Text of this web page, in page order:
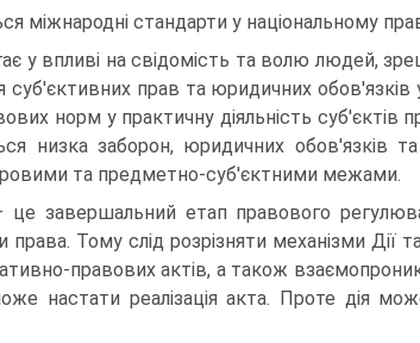
міжнародні стандарти у національному
у впливі на свідомість та волю людей,
прав та юридичних обов'язків
норм у практичну діяльність суб'єктів
низка заборон, юридичних обов'язків
та предметно-суб'єктними межами.
це завершальний етап правового
Тому слід розрізняти механізми Дії
правових актів, а також
настати реалізація акта. Проте дія